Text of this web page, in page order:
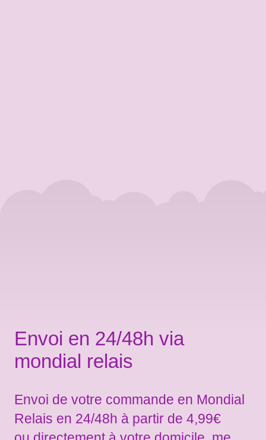
Envoi en 24/48h via
mondial relais
Envoi de votre commande en Mondial
Relais en 24/48h à partir de 4,99€